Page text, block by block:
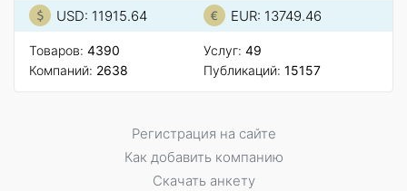
USD: 11915.64 EUR: 13749.46
Товаров: 4390
Компаний: 2638
Услуг: 49
Публикаций: 15157
Регистрация на сайте
Как добавить компанию
Скачать анкету